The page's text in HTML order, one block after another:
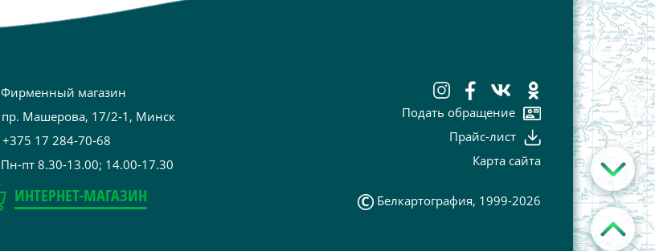
Фирменный магазин
пр. Машерова, 17/2-1, Минск
+375 17 284-70-68
Пн-пт 8.30-13.00; 14.00-17.30
ИНТЕРНЕТ-МАГАЗИН
Подать обращение
Прайс-лист
Карта сайта
Белкартография, 1999-2026